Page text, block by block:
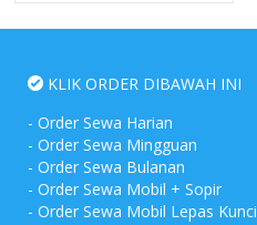
KLIK ORDER DIBAWAH INI
- Order Sewa Harian
- Order Sewa Mingguan
- Order Sewa Bulanan
- Order Sewa Mobil + Sopir
- Order Sewa Mobil Lepas Kunci